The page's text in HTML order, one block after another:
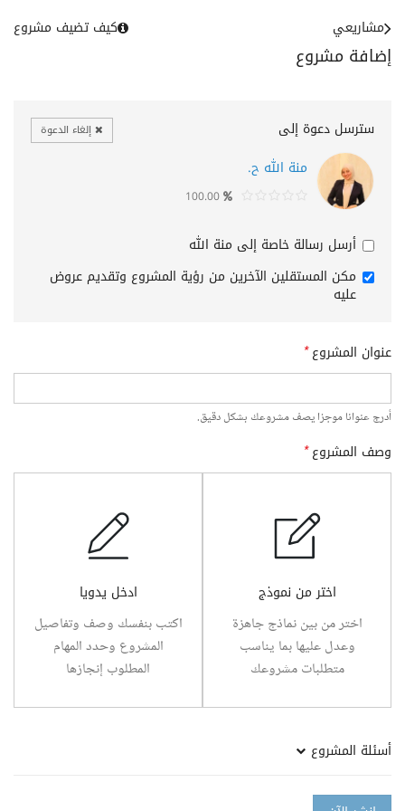
إضافة مشروع
مشاريعي كيف تضيف مشروع
سترسل دعوة إلى إلغاء الدعوة
منة الله ح.
أرسل رسالة خاصة إلى منة الله
مكن المستقلين الآخرين من رؤية المشروع وتقديم عروض
عليه
عنوان المشروع*
أدرج عنوانا موجزا يصف مشروعك بشكل دقيق.
وصف المشروع*
اختر من نموذج
اختر من بين نماذج جاهزة
وعدل عليها بما يناسب
متطلبات مشروعك
ادخل يدويا
اكتب بنفسك وصف وتفاصيل
المشروع وحدد المهام
المطلوب إنجازها
أسئلة المشروع